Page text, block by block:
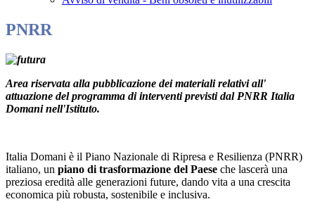
PNRR
Area riservata alla pubblicazione dei materiali relativi all'
attuazione del programma di interventi previsti dal PNRR Italia
Domani nell'Istituto.
Italia Domani è il Piano Nazionale di Ripresa e Resilienza (PNRR)
italiano, un piano di trasformazione del Paese che lascerà una
preziosa eredità alle generazioni future, dando vita a una crescita
economica più robusta, sostenibile e inclusiva.